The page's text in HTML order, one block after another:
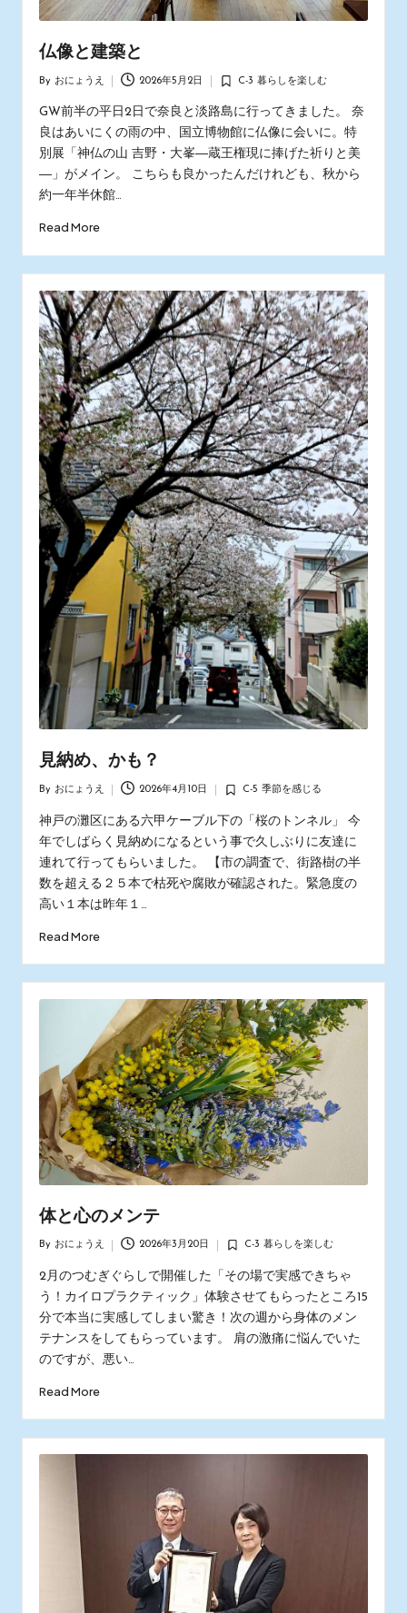
仏像と建築と
by
By おにょうえ 2026年5月2日
Posted
in
C-3 暮らしを楽しむ
GW前半の平日2日で奈良と淡路島に行ってきました。 奈
良はあいにくの雨の中、国立博物館に仏像に会いに。特
別展「神仏の山 吉野・大峯―蔵王権現に捧げた祈りと美
―」がメイン。 こちらも良かったんだけれども、秋から
約一年半休館…
Read More
見納め、かも？
by
By おにょうえ 2026年4月10日
Posted
in
C-5 季節を感じる
神戸の灘区にある六甲ケーブル下の「桜のトンネル」 今
年でしばらく見納めになるという事で久しぶりに友達に
連れて行ってもらいました。 【市の調査で、街路樹の半
数を超える２５本で枯死や腐敗が確認された。緊急度の
高い１本は昨年１…
Read More
体と心のメンテ
by
By おにょうえ 2026年3月20日
Posted
in
C-3 暮らしを楽しむ
2月のつむぎぐらしで開催した「その場で実感できちゃ
う！カイロプラクティック」体験させてもらったところ15
分で本当に実感してしまい驚き！次の週から身体のメン
テナンスをしてもらっています。 肩の激痛に悩んでいた
のですが、悪い…
Read More